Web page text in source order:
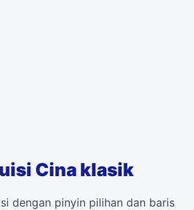
Cina klasik
dengan pinyin pilihan dan baris